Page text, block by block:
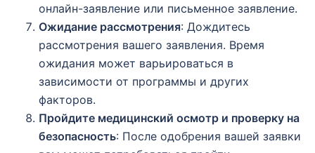
онлайн-заявление или письменное заявление.
Ожидание рассмотрения: Дождитесь
рассмотрения вашего заявления. Время
ожидания может варьироваться в
зависимости от программы и других
факторов.
Пройдите медицинский осмотр и проверку на
безопасность: После одобрения вашей заявки